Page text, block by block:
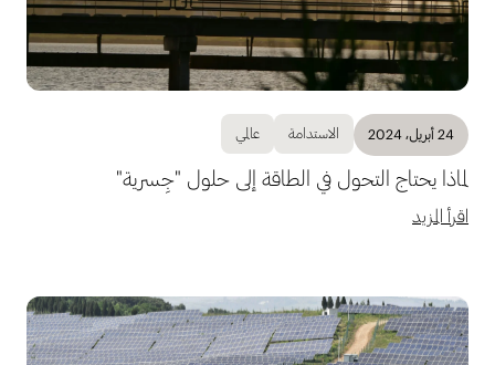
24 أبريل، 2024 الاستدامة عالمي
لماذا يحتاج التحول في الطاقة إلى حلول "جِسرية"
اقرأ المزيد